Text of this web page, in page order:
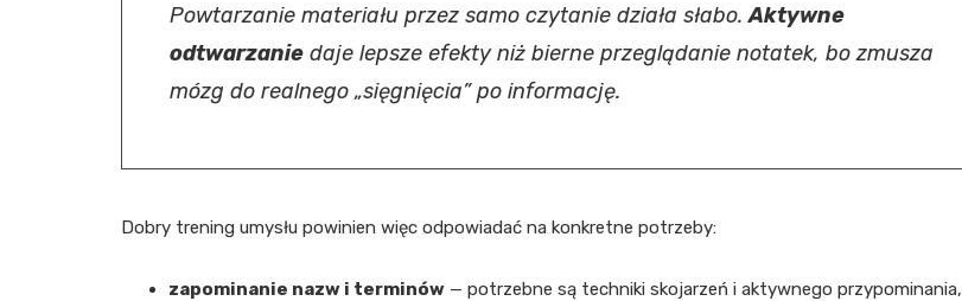
Powtarzanie materiału przez samo czytanie działa słabo.Aktywne
odtwarzanie daje lepsze efekty niż bierne przeglądanie notatek, bo zmusza
mózg do realnego „sięgnięcia” po informację.
Dobry trening umysłu powinien więc odpowiadać na konkretne potrzeby:
zapominanie nazw i terminów — potrzebne są techniki skojarzeń i aktywnego przypominania,